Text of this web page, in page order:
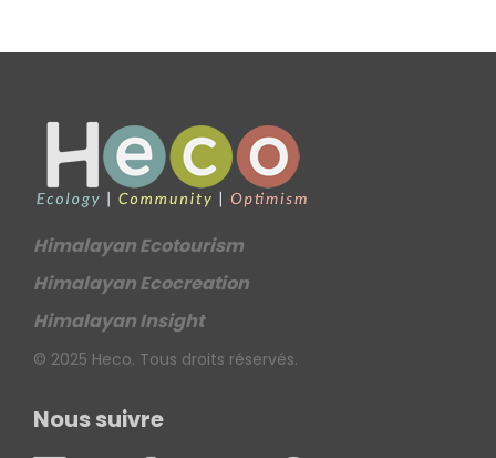
Himalayan Ecotourism
Himalayan Ecocreation
Himalayan Insight
© 2025 Heco. Tous droits réservés.
Nous suivre